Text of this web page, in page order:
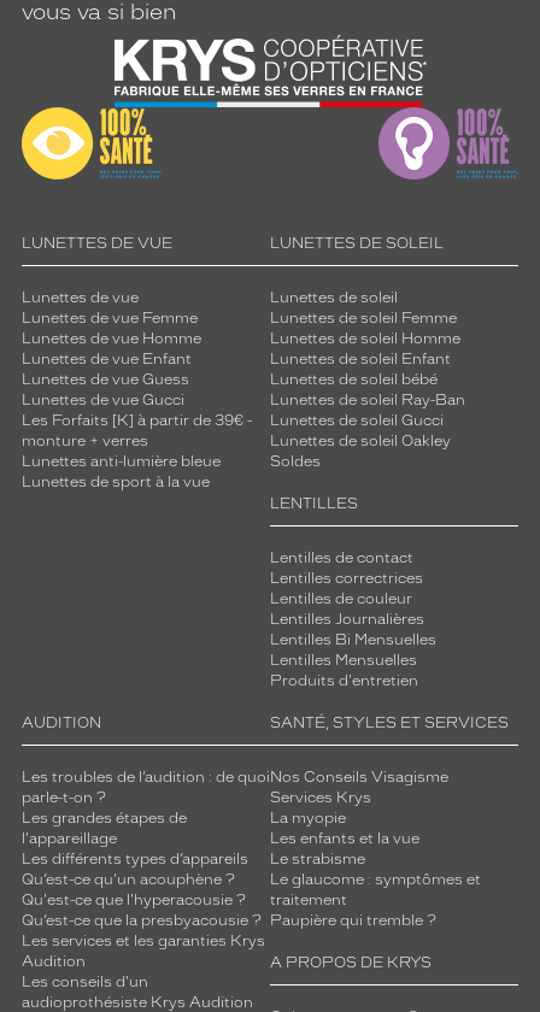
vous va si bien
LUNETTES DE VUE
Lunettes de vue
Lunettes de vue Femme
Lunettes de vue Homme
Lunettes de vue Enfant
Lunettes de vue Guess
Lunettes de vue Gucci
Les Forfaits [K] à partir de 39€ -
monture + verres
Lunettes anti-lumière bleue
Lunettes de sport à la vue
LUNETTES DE SOLEIL
Lunettes de soleil
Lunettes de soleil Femme
Lunettes de soleil Homme
Lunettes de soleil Enfant
Lunettes de soleil bébé
Lunettes de soleil Ray-Ban
Lunettes de soleil Gucci
Lunettes de soleil Oakley
Soldes
LENTILLES
Lentilles de contact
Lentilles correctrices
Lentilles de couleur
Lentilles Journalières
Lentilles Bi Mensuelles
Lentilles Mensuelles
Produits d'entretien
AUDITION
Les troubles de l’audition : de quoi
parle-t-on ?
Les grandes étapes de
l'appareillage
Les différents types d’appareils
Qu’est-ce qu'un acouphène ?
Qu'est-ce que l'hyperacousie ?
Qu’est-ce que la presbyacousie ?
Les services et les garanties Krys
Audition
Les conseils d'un
audioprothésiste Krys Audition
SANTÉ, STYLES ET SERVICES
Nos Conseils Visagisme
Services Krys
La myopie
Les enfants et la vue
Le strabisme
Le glaucome : symptômes et
traitement
Paupière qui tremble ?
A PROPOS DE KRYS